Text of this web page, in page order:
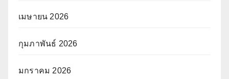
เมษายน 2026
กุมภาพันธ์ 2026
มกราคม 2026